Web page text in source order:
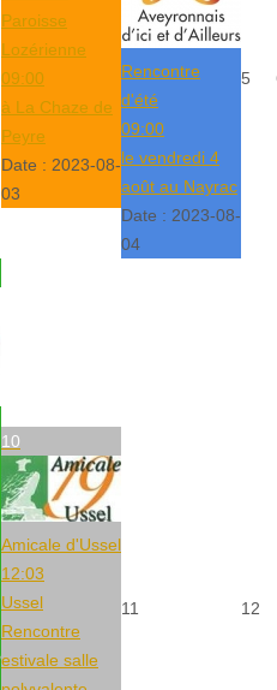
Paroisse
Lozérienne
09:00
à La Chaze de
Peyre
Date : 2023-08-
03
Rencontre
d'été
09:00
le vendredi 4
août au Nayrac
Date : 2023-08-
04
5
10
Amicale d'Ussel
12:03
Ussel
Rencontre
estivale salle
11 12